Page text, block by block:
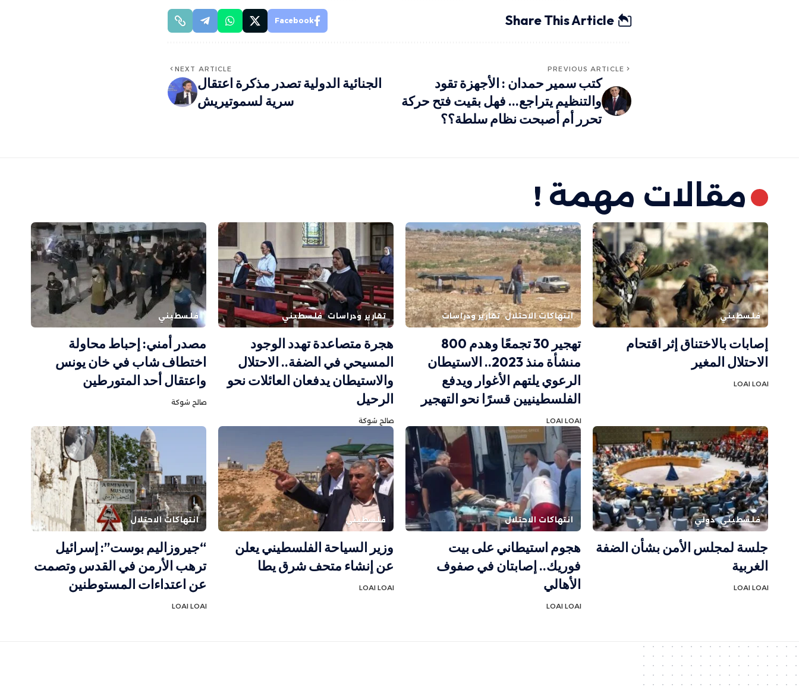
Share This Article
Facebook
PREVIOUS ARTICLE
كتب سمير حمدان : الأجهزة تقود
والتنظيم يتراجع… فهل بقيت فتح حركة
تحرر أم أصبحت نظام سلطة؟؟
NEXT ARTICLE
الجنائية الدولية تصدر مذكرة اعتقال
سرية لسموتيريش
مقالات مهمة !
فلسطيني
إصابات بالاختناق إثر اقتحام
الاحتلال المغير
LOAI LOAI
انتهاكات الاحتلال تقارير ودراسات
تهجير 30 تجمعًا وهدم 800
منشأة منذ 2023.. الاستيطان
الرعوي يلتهم الأغوار ويدفع
الفلسطينيين قسرًا نحو التهجير
LOAI LOAI
تقارير ودراسات فلسطيني
هجرة متصاعدة تهدد الوجود
المسيحي في الضفة.. الاحتلال
والاستيطان يدفعان العائلات نحو
الرحيل
صالح شوكة
فلسطيني
مصدر أمني: إحباط محاولة
اختطاف شاب في خان يونس
واعتقال أحد المتورطين
صالح شوكة
فلسطيني دولي
جلسة لمجلس الأمن بشأن الضفة
الغربية
LOAI LOAI
انتهاكات الاحتلال
هجوم استيطاني على بيت
فوريك.. إصابتان في صفوف
الأهالي
LOAI LOAI
فلسطيني
وزير السياحة الفلسطيني يعلن
عن إنشاء متحف شرق يطا
LOAI LOAI
انتهاكات الاحتلال
“جيروزاليم بوست”: إسرائيل
ترهب الأرمن في القدس وتصمت
عن اعتداءات المستوطنين
LOAI LOAI